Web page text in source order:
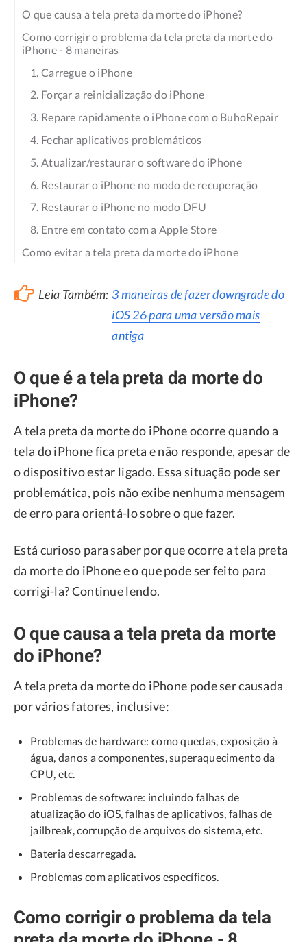
O que causa a tela preta da morte do iPhone?
Como corrigir o problema da tela preta da morte do
iPhone - 8 maneiras
1. Carregue o iPhone
2. Forçar a reinicialização do iPhone
3. Repare rapidamente o iPhone com o BuhoRepair
4. Fechar aplicativos problemáticos
5. Atualizar/restaurar o software do iPhone
6. Restaurar o iPhone no modo de recuperação
7. Restaurar o iPhone no modo DFU
8. Entre em contato com a Apple Store
Como evitar a tela preta da morte do iPhone
Leia Também: 3 maneiras de fazer downgrade do
iOS 26 para uma versão mais
antiga
O que é a tela preta da morte do
iPhone?
A tela preta da morte do iPhone ocorre quando a
tela do iPhone fica preta e não responde, apesar de
o dispositivo estar ligado. Essa situação pode ser
problemática, pois não exibe nenhuma mensagem
de erro para orientá-lo sobre o que fazer.
Está curioso para saber por que ocorre a tela preta
da morte do iPhone e o que pode ser feito para
corrigi-la? Continue lendo.
O que causa a tela preta da morte
do iPhone?
A tela preta da morte do iPhone pode ser causada
por vários fatores, inclusive:
Problemas de hardware: como quedas, exposição à
água, danos a componentes, superaquecimento da
CPU, etc.
Problemas de software: incluindo falhas de
atualização do iOS, falhas de aplicativos, falhas de
jailbreak, corrupção de arquivos do sistema, etc.
Bateria descarregada.
Problemas com aplicativos específicos.
Como corrigir o problema da tela